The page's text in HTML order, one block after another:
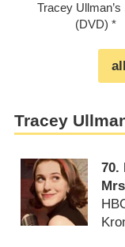
Tracey Ullman’s
(DVD)
Tracey
70.